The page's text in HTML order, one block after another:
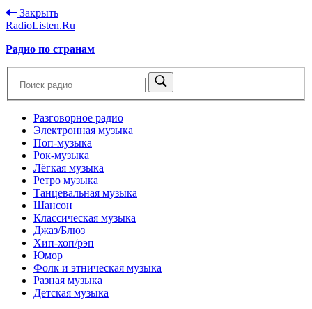
Закрыть
RadioListen.Ru
Радио по странам
Разговорное радио
Электронная музыка
Поп-музыка
Рок-музыка
Лёгкая музыка
Ретро музыка
Танцевальная музыка
Шансон
Классическая музыка
Джаз/Блюз
Хип-хоп/рэп
Юмор
Фолк и этническая музыка
Разная музыка
Детская музыка